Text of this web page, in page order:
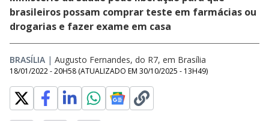
brasileiros possam comprar teste em farmácias ou
drogarias e fazer exame em casa
BRASÍLIA | Augusto Fernandes, do R7, em Brasília
18/01/2022 - 20H58 (ATUALIZADO EM 30/10/2025 - 13H49)